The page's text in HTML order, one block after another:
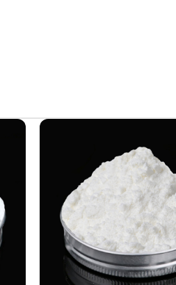
دریافت اطلاعات بیشتر درباره